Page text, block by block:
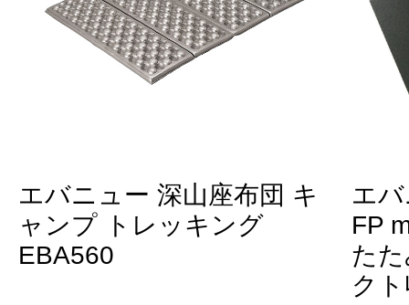
エバニュー 深山座布団 キ
ャンプ トレッキング
EBA560
エ
FP
た
ク